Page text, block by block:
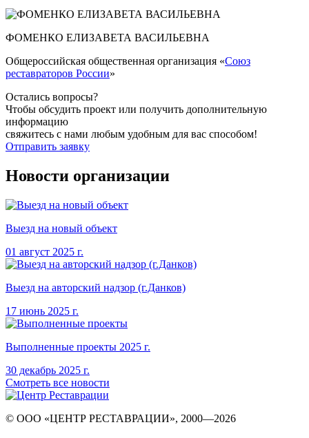
ФОМЕНКО ЕЛИЗАВЕТА ВАСИЛЬЕВНА
Общероссийская общественная организация «Союз
реставраторов России»
Остались вопросы?
Чтобы обсудить проект или получить дополнительную
информацию
свяжитесь с нами любым удобным для вас способом!
Отправить заявку
Новости организации
Выезд на новый объект
01 август 2025 г.
Выезд на авторский надзор (г.Данков)
17 июнь 2025 г.
Выполненные проекты 2025 г.
30 декабрь 2025 г.
Смотреть все новости
© ООО «ЦЕНТР РЕСТАВРАЦИИ», 2000—2026